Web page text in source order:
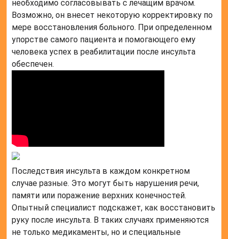
необходимо согласовывать с лечащим врачом.
Возможно, он внесет некоторую корректировку по
мере восстановления больного. При определенном
упорстве самого пациента и помогающего ему
человека успех в реабилитации после инсульта
обеспечен.
Последствия инсульта в каждом конкретном
случае разные. Это могут быть нарушения речи,
памяти или поражение верхних конечностей.
Опытный специалист подскажет, как восстановить
руку после инсульта. В таких случаях применяются
не только медикаменты, но и специальные